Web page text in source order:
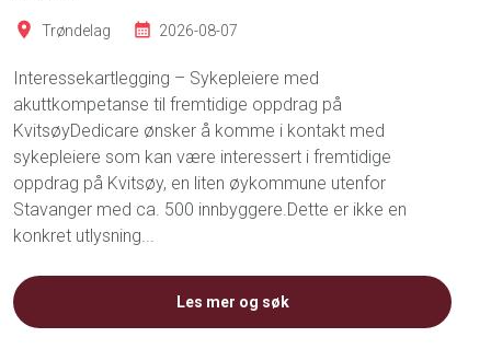
Trøndelag 2026-08-07
Interessekartlegging – Sykepleiere med
akuttkompetanse til fremtidige oppdrag på
KvitsøyDedicare ønsker å komme i kontakt med
sykepleiere som kan være interessert i fremtidige
oppdrag på Kvitsøy, en liten øykommune utenfor
Stavanger med ca. 500 innbyggere.Dette er ikke en
konkret utlysning...
Les mer og søk